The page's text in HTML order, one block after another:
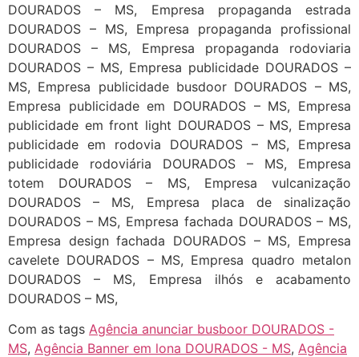
DOURADOS – MS, Empresa propaganda estrada
DOURADOS – MS, Empresa propaganda profissional
DOURADOS – MS, Empresa propaganda rodoviaria
DOURADOS – MS, Empresa publicidade DOURADOS –
MS, Empresa publicidade busdoor DOURADOS – MS,
Empresa publicidade em DOURADOS – MS, Empresa
publicidade em front light DOURADOS – MS, Empresa
publicidade em rodovia DOURADOS – MS, Empresa
publicidade rodoviária DOURADOS – MS, Empresa
totem DOURADOS – MS, Empresa vulcanização
DOURADOS – MS, Empresa placa de sinalização
DOURADOS – MS, Empresa fachada DOURADOS – MS,
Empresa design fachada DOURADOS – MS, Empresa
cavelete DOURADOS – MS, Empresa quadro metalon
DOURADOS – MS, Empresa ilhós e acabamento
DOURADOS – MS,
Com as tags Agência anunciar busboor DOURADOS -
MS, Agência Banner em lona DOURADOS - MS, Agência